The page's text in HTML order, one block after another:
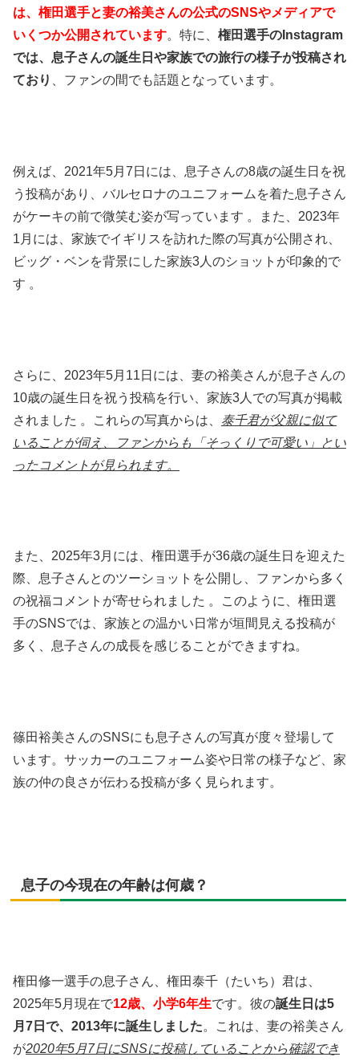
は、権田選手と妻の裕美さんの公式のSNSやメディアで
いくつか公開されています。特に、 権田選手のInstagram
では、息子さんの誕生日や家族での旅行の様子が投稿され
ており
、ファンの間でも話題となっています。
例えば、2021年5月7日には、息子さんの8歳の誕生日を祝
う投稿があり、バルセロナのユニフォームを着た息子さん
がケーキの前で微笑む姿が写っています 。また、2023年
1月には、家族でイギリスを訪れた際の写真が公開され、
ビッグ・ベンを背景にした家族3人のショットが印象的で
す 。
さらに、2023年5月11日には、妻の裕美さんが息子さんの
10歳の誕生日を祝う投稿を行い、家族3人での写真が掲載
されました 。これらの写真からは、 泰千君が父親に似て
いることが伺え、ファンからも「そっくりで可愛い」とい
ったコメントが見られます。
また、2025年3月には、権田選手が36歳の誕生日を迎えた
際、息子さんとのツーショットを公開し、ファンから多く
の祝福コメントが寄せられました 。このように、権田選
手のSNSでは、家族との温かい日常が垣間見える投稿が
多く、息子さんの成長を感じることができますね。
篠田裕美さんのSNSにも息子さんの写真が度々登場して
います。サッカーのユニフォーム姿や日常の様子など、家
族の仲の良さが伝わる投稿が多く見られます。
息子の今現在の年齢は何歳？
権田修一選手の息子さん、権田泰千（たいち）君は、
2025年5月現在で12歳、小学6年生です。彼の誕生日は5
月7日で、2013年に誕生しました。これは、妻の裕美さん
が2020年5月7日にSNSに投稿していることから確認でき